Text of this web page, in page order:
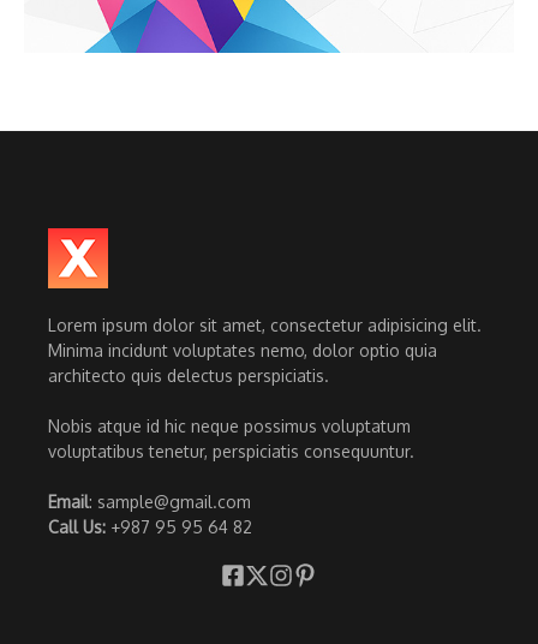
Lorem ipsum dolor sit amet, consectetur adipisicing elit.
Minima incidunt voluptates nemo, dolor optio quia
architecto quis delectus perspiciatis.
Nobis atque id hic neque possimus voluptatum
voluptatibus tenetur, perspiciatis consequuntur.
Email: sample@gmail.com
Call Us: +987 95 95 64 82